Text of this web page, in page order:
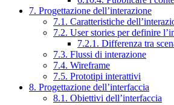
7. Progettazione dell’interazione
7.1. Caratteristiche
7.2. User stories per definire
7.2.1. Differenza tra
7.3. Flussi di interazione
7.4. Wireframe
7.5. Prototipi interattivi
8. Progettazione dell’interfaccia
8.1. Obiettivi dell’interfaccia